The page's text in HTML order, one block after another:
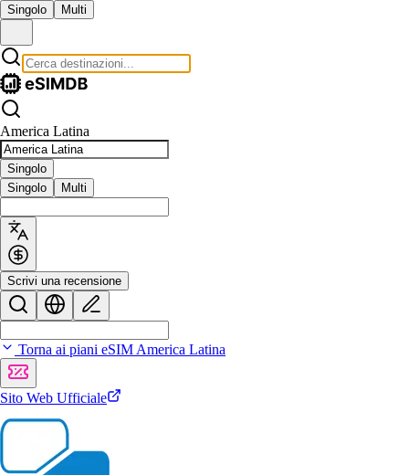
Singolo Multi
America Latina
Singolo
Singolo
Multi
Scrivi una recensione
Torna ai piani eSIM America Latina
Sito Web Ufficiale